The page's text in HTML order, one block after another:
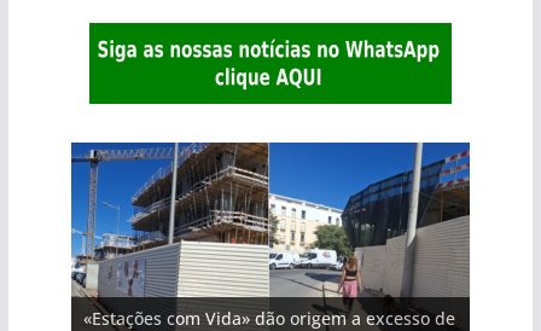
«Estações com Vida» dão origem a excesso de